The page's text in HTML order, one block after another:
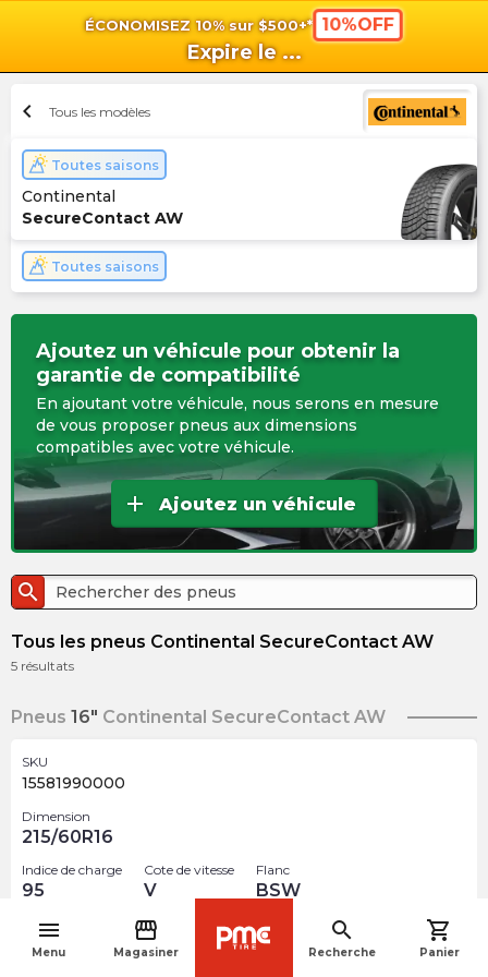
ÉCONOMISEZ 10% sur $500+* 10%OFF
Expire le ...
menu
Menu
storefront
Magasiner
search
Recherche
shopping_cart
Panier
chevron_left Tous les modèles
Toutes saisons
Continental
SecureContact AW
Toutes saisons
Ajoutez un véhicule pour obtenir la
garantie de compatibilité
En ajoutant votre véhicule, nous serons en mesure
de vous proposer pneus aux dimensions
compatibles avec votre véhicule.
add Ajoutez un véhicule
search
Tous les pneus Continental SecureContact AW
5 résultats
Pneus 16" Continental SecureContact AW
SKU
15581990000
Dimension
215/60R16
Indice de charge
95
Cote de vitesse
V
Flanc
BSW
$227.99 arrow_forward
navigate_before